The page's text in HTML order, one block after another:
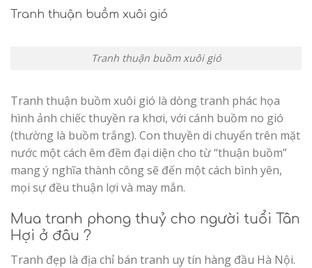
Tranh thuận buồm xuôi gió
Tranh thuận buồm xuôi gió
Tranh thuận buồm xuôi gió là dòng tranh phác họa
hình ảnh chiếc thuyền ra khơi, với cánh buồm no gió
(thường là buồm trắng). Con thuyền di chuyển trên mặt
nước một cách êm đềm đại diện cho từ “thuận buồm”
mang ý nghĩa thành công sẽ đến một cách bình yên,
mọi sự đều thuận lợi và may mắn.
Mua tranh phong thuỷ cho người tuổi Tân
Hợi ở đâu ?
Tranh đẹp là địa chỉ bán tranh uy tín hàng đầu Hà Nội.